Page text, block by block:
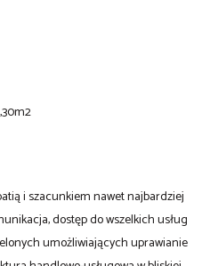
i szacunkiem nawet najbardziej
dostęp do wszelkich usług
umożliwiających uprawianie